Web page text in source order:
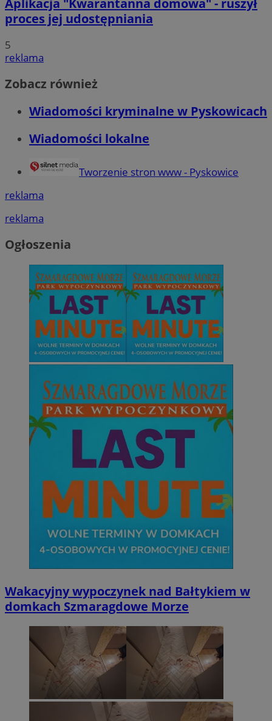
proces jej udostępniania
5
reklama
Zobacz również
Wiadomości kryminalne w Pyskowicach
Wiadomości lokalne
Tworzenie stron www - Pyskowice
reklama
reklama
Ogłoszenia
Wakacyjny wypoczynek nad Bałtykiem w
domkach Szmaragdowe Morze